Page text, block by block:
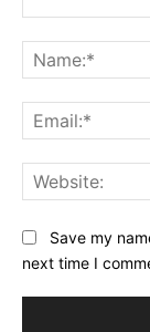
Save my
next time I